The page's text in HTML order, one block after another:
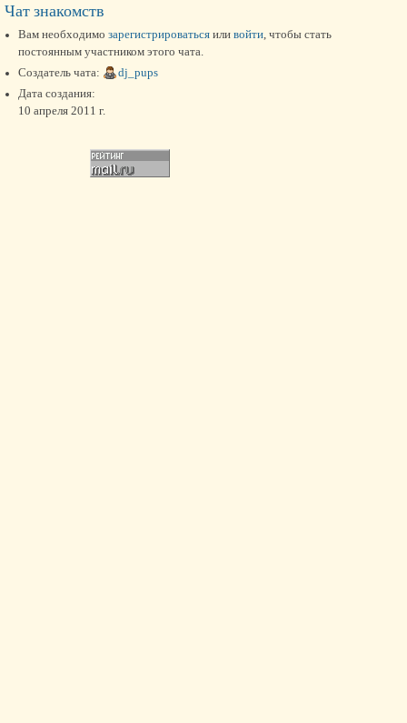
Чат знакомств
Вам необходимо зарегистрироваться или войти, чтобы стать
постоянным участником этого чата.
Создатель чата:
dj_pups
Дата создания:
10 апреля 2011 г.